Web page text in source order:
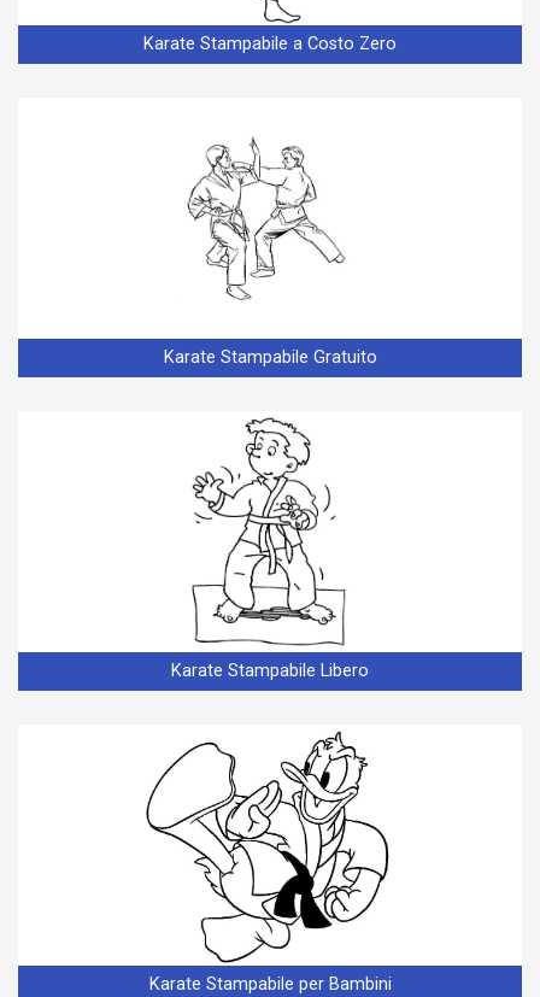
Karate Stampabile a Costo Zero
Karate Stampabile Gratuito
Karate Stampabile Libero
Karate Stampabile per Bambini